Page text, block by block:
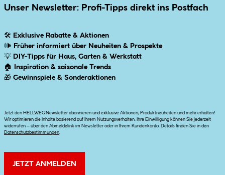
Unser Newsletter: Profi-Tipps direkt ins Postfach
🛠 Exklusive Rabatte & Aktionen
🕪 Früher informiert über Neuheiten & Prospekte
💡 DIY-Tipps für Haus, Garten & Werkstatt
🏠
Inspiration & saisonale Trends
🎁 Gewinnspiele & Sonderaktionen
Jetzt den HELLWEG Newsletter abonnieren und exklusive Aktionen, Produktneuheiten und mehr erhalten!
Wir optimieren die Inhalte basierend auf Ihrem Nutzungsverhalten. Ihre Einwilligung können Sie jederzeit
widerrufen – über den Abmeldelink im Newsletter oder in Ihrem Kundenkonto. Details finden Sie in den
Datenschutzbestimmungen
JETZT ANMELDEN